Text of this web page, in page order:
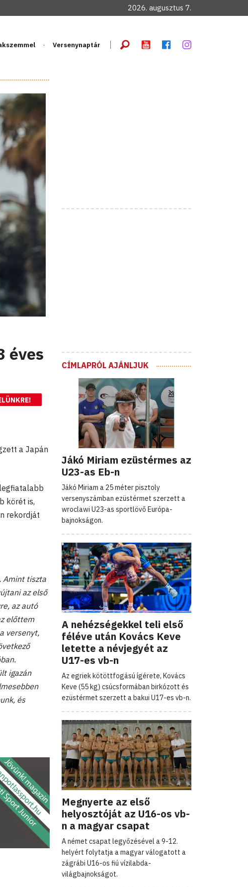
2026. augusztus 7.
Versenynaptár
éves
a Japán
körét is,
rekordját
Amint tiszta
az első
az autó
előttem
versenyt,
igazán
és
CÍMLAPRÓL AJÁNLJUK
Jákó Miriam ezüstérmes az
U23-as Eb-n
Jákó Miriam a 25 méter pisztoly
versenyszámban ezüstérmet szerzett a
wroclawi U23-as sportlövő Európa-
bajnokságon.
A nehézségekkel teli első
féléve után Kovács Keve
letette a névjegyét az
U17-es vb-n
Az egriek kötöttfogású ígérete, Kovács
Keve (55 kg) csúcsformában birkózott és
ezüstérmet szerzett a bakui U17-es vb-n.
Megnyerte az első
helyosztóját az U16-os vb-
n a magyar csapat
A német csapat legyőzésével a 9-12.
helyért folytatja a magyar válogatott a
zágrábi U16-os fiú vízilabda-
világbajnokságot.